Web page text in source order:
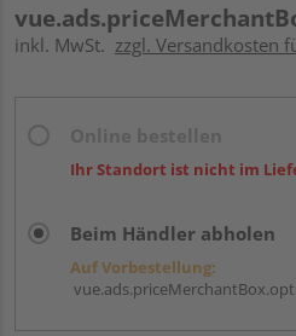
inkl. MwSt. zzgl. Versandkosten
Ihr Standort ist nicht im
Beim Händler abholen
Auf Vorbestellung: